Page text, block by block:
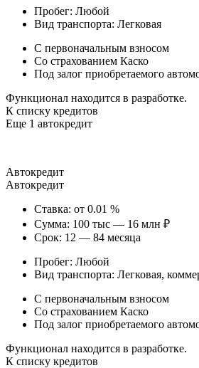
Пробег: Любой
Вид транспорта: Легковая
С первоначальным взносом
Со страхованием Каско
Под залог приобретаемого
Функционал находится в разработке.
К списку кредитов
Еще 1 автокредит
Автокредит
Автокредит
Ставка: от 0.01 %
Сумма: 100 тыс — 16 млн ₽
Срок: 12 — 84 месяца
Пробег: Любой
Вид транспорта: Легковая,
С первоначальным взносом
Со страхованием Каско
Под залог приобретаемого
Функционал находится в разработке.
К списку кредитов